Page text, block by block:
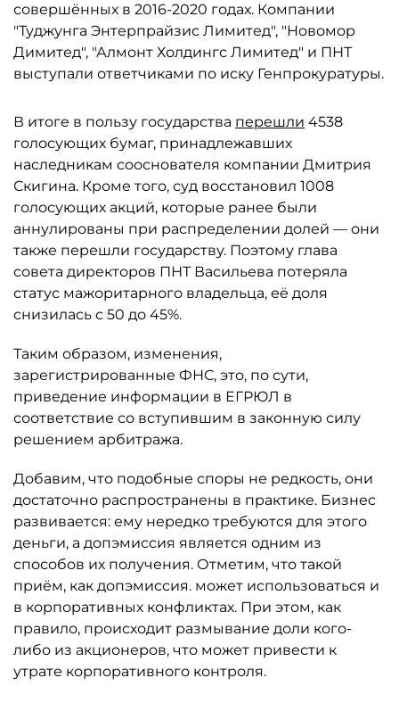
совершённых в 2016-2020 годах. Компании
"Туджунга Энтерпрайзис Лимитед", "Новомор
Димитед", "Алмонт Холдингс Лимитед" и ПНТ
выступали ответчиками по иску Генпрокуратуры.
В итоге в пользу государства перешли 4538
голосующих бумаг, принадлежавших
наследникам сооснователя компании Дмитрия
Скигина. Кроме того, суд восстановил 1008
голосующих акций, которые ранее были
аннулированы при распределении долей — они
также перешли государству. Поэтому глава
совета директоров ПНТ Васильева потеряла
статус мажоритарного владельца, её доля
снизилась с 50 до 45%.
Таким образом, изменения,
зарегистрированные ФНС, это, по сути,
приведение информации в ЕГРЮЛ в
соответствие со вступившим в законную силу
решением арбитража.
Добавим, что подобные споры не редкость, они
достаточно распространены в практике. Бизнес
развивается: ему нередко требуются для этого
деньги, а допэмиссия является одним из
способов их получения. Отметим, что такой
приём, как допэмиссия. может использоваться и
в корпоративных конфликтах. При этом, как
правило, происходит размывание доли кого-
либо из акционеров, что может привести к
утрате корпоративного контроля.